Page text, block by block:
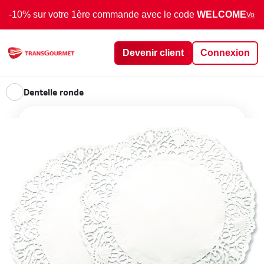
-10% sur votre 1ère commande avec le code WELCOMEVoir
Devenir client Connexion
Dentelle ronde